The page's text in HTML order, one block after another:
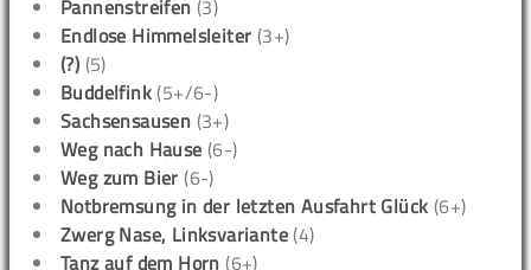
Pannenstreifen (3)
Endlose Himmelsleiter (3+)
(?) (5)
Buddelfink (5+/6-)
Sachsensausen (3+)
Weg nach Hause (6-)
Weg zum Bier (6-)
Notbremsung in der letzten Ausfahrt Glück (6+)
Zwerg Nase, Linksvariante (4)
Tanz auf dem Horn (6+)